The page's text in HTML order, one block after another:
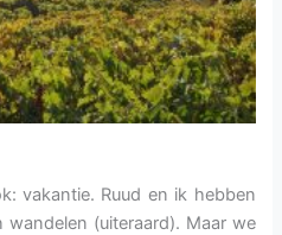
vakantie. Ruud en ik hebben
(uiteraard). Maar we